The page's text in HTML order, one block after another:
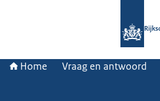
Home Vraag en antwoord